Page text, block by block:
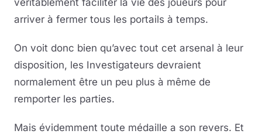
arriver à fermer tous les portails à temps.
On voit donc bien qu’avec tout cet arsenal à leur
disposition, les Investigateurs devraient
normalement être un peu plus à même de
remporter les parties.
Mais évidemment toute médaille a son revers. Et